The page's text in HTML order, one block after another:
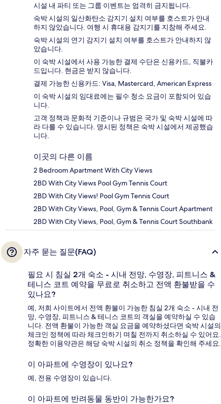
시설 내 파티 또는 그룹 이벤트는 엄격히 금지됩니다.
숙박 시설의 일산화탄소 감지기 설치 여부를 호스트가 안내
하지 않았습니다. 여행 시 휴대용 감지기를 지참해 주세요.
숙박 시설의 연기 감지기 설치 여부를 호스트가 안내하지 않
았습니다.
이 숙박 시설에서 사용 가능한 결제 수단은 신용카드, 직불카
드입니다. 현금은 받지 않습니다.
결제 가능한 신용카드: Visa, Mastercard, American Express
이 숙박 시설의 임대료에는 필수 청소 요금이 포함되어 있습
니다.
고객 정책과 문화적 기준이나 규범은 국가 및 숙박 시설에 따
라 다를 수 있습니다. 명시된 정책은 숙박 시설에서 제공했습
니다.
이곳의 다른 이름
2 Bedroom Apartment With City Views
2BD With City Views Pool Gym Tennis Court
2BD With City Views! Pool Gym Tennis Court
2BD With City Views, Pool, Gym & Tennis Court Apartment
2BD With City Views, Pool, Gym & Tennis Court Southbank
자주 묻는 질문(FAQ)
필요 시 침실 2개 숙소 - 시내 전망, 수영장, 피트니스 &
테니스 코트 예약을 무료로 취소하고 전액 환불받을 수
있나요?
예, 저희 사이트에서 전액 환불이 가능한 침실 2개 숙소 - 시내 전
망, 수영장, 피트니스 & 테니스 코트의 객실을 예약하실 수 있습
니다. 전액 환불이 가능한 객실 요금을 예약하셨다면 숙박 시설의
체크인 정책에 따라 체크인하기 며칠 전까지 취소하실 수 있어요.
정확한 이용약관은 해당 숙박 시설의 취소 정책을 확인해 주세요.
이 아파트에 수영장이 있나요?
예, 전용 수영장이 있습니다.
이 아파트에 반려동물 동반이 가능한가요?